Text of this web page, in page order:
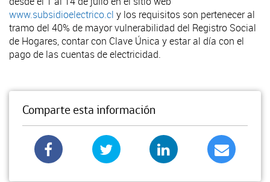
www.subsidioelectrico.cl y los requisitos son pertenecer al
tramo del 40% de mayor vulnerabilidad del Registro Social
de Hogares, contar con Clave Única y estar al día con el
pago de las cuentas de electricidad.
Comparte esta información